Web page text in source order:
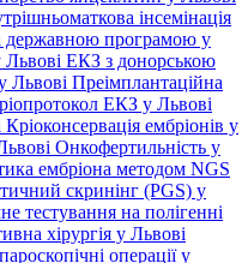
інсемінація
державною програмою у
ЕКЗ з донорською
Львові Преімплантаційна
ЕКЗ у Львові
Кріоконсервація ембріонів у
Онкофертильність у
ембріона методом NGS
скринінг (PGS) у
тестування на полігенні
хірургія у Львові
операції у